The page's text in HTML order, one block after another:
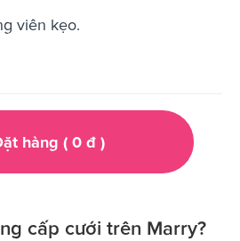
viên kẹo.
hàng ( 0đ )
cấp cưới trên Marry?